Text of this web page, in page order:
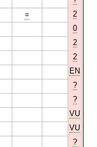
=
2
0
2
2
EN
?
?
VU
VU
?